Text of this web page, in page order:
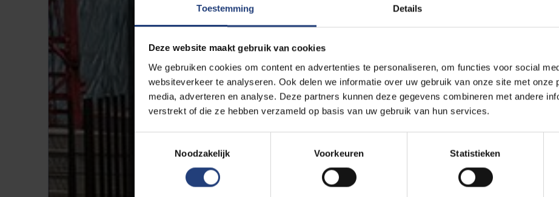
Toestemming Details
Deze website maakt gebruik van cookies
We gebruiken cookies om content en advertenties te personaliseren, om functies voor social
websiteverkeer te analyseren. Ook delen we informatie over uw gebruik van onze site met onze
media, adverteren en analyse. Deze partners kunnen deze gegevens combineren met andere
verstrekt of die ze hebben verzameld op basis van uw gebruik van hun services.
Noodzakelijk
Voorkeuren Statistieken